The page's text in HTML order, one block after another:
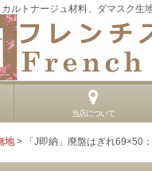
ルトナージュ材料、ダマスク
当店について
地 > 「J即納」廃盤はぎれ69×50